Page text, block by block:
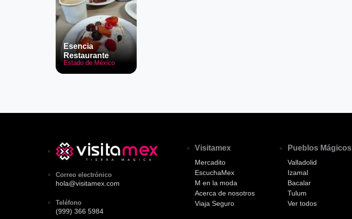
Esencia
Restaurante
Estado de México
Correo electrónico
hola@visitamex.com
Teléfono
(999) 366 5984
Visitamex
Mercadito
EscuchaMex
M en la moda
Acerca de nosotros
Viaja Seguro
Pueblos Mágicos
Valladolid
Izamal
Bacalar
Tulum
Ver todos